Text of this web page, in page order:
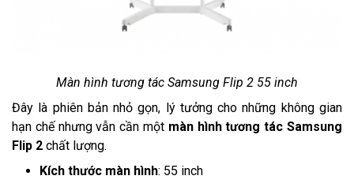
Màn hình tương tác Samsung Flip 2 55 inch
Đây là phiên bản nhỏ gọn, lý tưởng cho những không gian
hạn chế nhưng vẫn cần một màn hình tương tác Samsung
Flip 2 chất lượng.
Kích thước màn hình: 55 inch